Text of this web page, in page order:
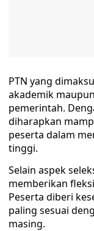
PTN yang
akademik
pemerintah.
diharapkan
peserta dalam
tinggi.
Selain aspek
memberikan
Peserta diberi
paling sesuai
masing.